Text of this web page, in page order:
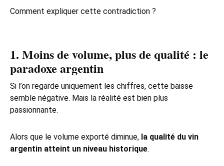
Comment expliquer cette contradiction ?
1. Moins de volume, plus de qualité : le
paradoxe argentin
Si l’on regarde uniquement les chiffres, cette baisse
semble négative. Mais la réalité est bien plus
passionnante.
Alors que le volume exporté diminue, la qualité du vin
argentin atteint un niveau historique.